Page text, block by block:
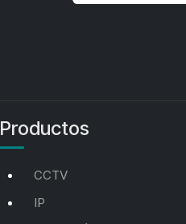
Productos
CCTV
IP